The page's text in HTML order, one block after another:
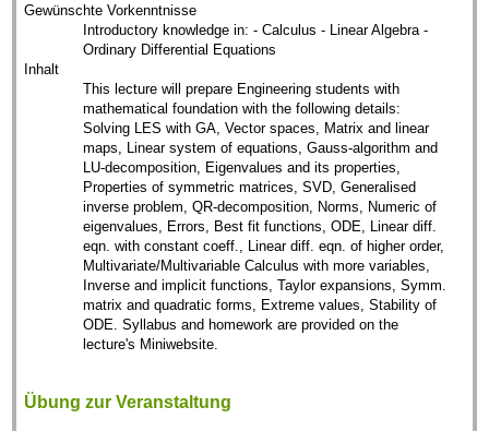
Gewünschte Vorkenntnisse
Introductory knowledge in: - Calculus - Linear Algebra -
Ordinary Differential Equations
Inhalt
This lecture will prepare Engineering students with
mathematical foundation with the following details:
Solving LES with GA, Vector spaces, Matrix and linear
maps, Linear system of equations, Gauss-algorithm and
LU-decomposition, Eigenvalues and its properties,
Properties of symmetric matrices, SVD, Generalised
inverse problem, QR-decomposition, Norms, Numeric of
eigenvalues, Errors, Best fit functions, ODE, Linear diff.
eqn. with constant coeff., Linear diff. eqn. of higher order,
Multivariate/Multivariable Calculus with more variables,
Inverse and implicit functions, Taylor expansions, Symm.
matrix and quadratic forms, Extreme values, Stability of
ODE. Syllabus and homework are provided on the
lecture's Miniwebsite.
Übung zur Veranstaltung